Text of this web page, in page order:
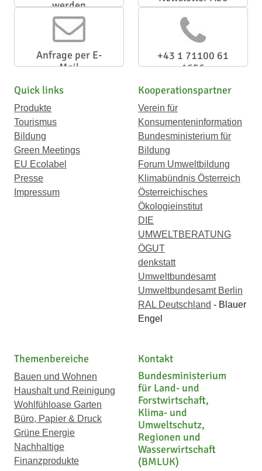
werden
Anfrage per E-
Mail
+43 1 71100 61
1656
Quick links
Produkte
Tourismus
Bildung
Green Meetings
EU Ecolabel
Presse
Impressum
Kooperationspartner
Verein für
Konsumenteninformation
Bundesministerium für
Bildung
Forum Umweltbildung
Klimabündnis Österreich
Österreichisches
Ökologieinstitut
DIE
UMWELTBERATUNG
ÖGUT
denkstatt
Umweltbundesamt
Umweltbundesamt Berlin
RAL Deutschland - Blauer
Engel
Themenbereiche
Bauen und Wohnen
Haushalt und Reinigung
Wohlfühloase Garten
Büro, Papier & Druck
Grüne Energie
Nachhaltige
Finanzprodukte
Kontakt
Bundesministerium
für Land- und
Forstwirtschaft,
Klima- und
Umweltschutz,
Regionen und
Wasserwirtschaft
(BMLUK)